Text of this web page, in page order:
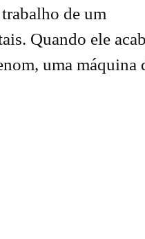
de um
Quando ele
uma máquina